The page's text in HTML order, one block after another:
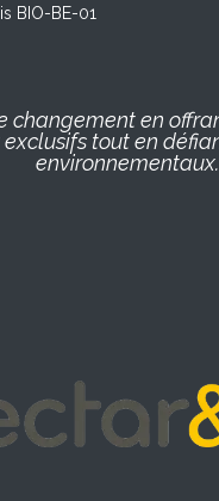
BIO-BE-01
changement en
exclusifs tout en
environnementaux.